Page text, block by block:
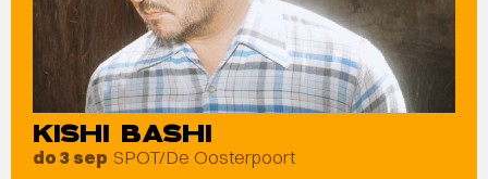
KISHI BASHI
do 3 sep SPOT/De Oosterpoort